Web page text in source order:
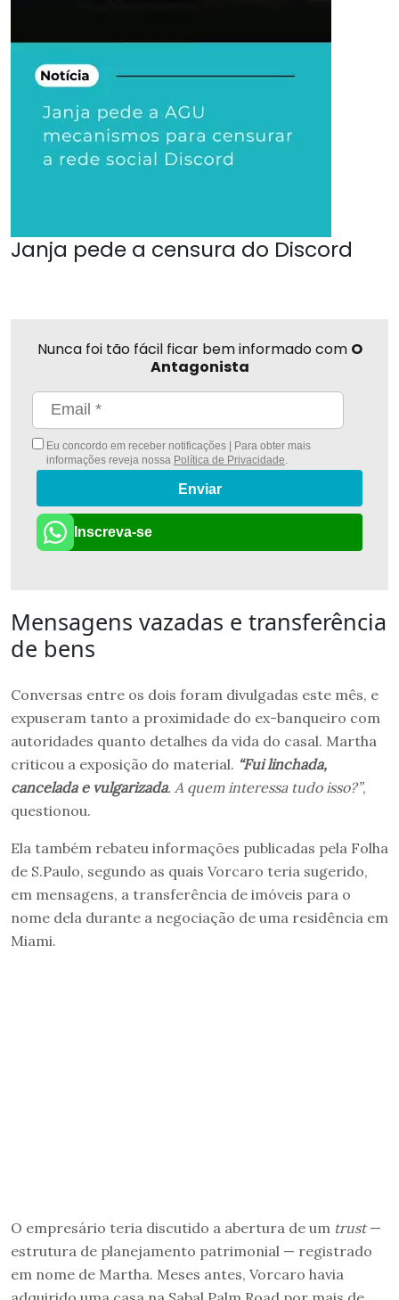
Janja pede a censura do Discord
Nunca foi tão fácil ficar bem informado com O
Antagonista
Eu concordo em receber notificações | Para obter mais
informações reveja nossa Política de Privacidade.
Enviar
Inscreva-se
Mensagens vazadas e transferência
de bens
Conversas entre os dois foram divulgadas este mês, e
expuseram tanto a proximidade do ex-banqueiro com
autoridades quanto detalhes da vida do casal. Martha
criticou a exposição do material. “Fui linchada,
cancelada e vulgarizada. A quem interessa tudo isso?”,
questionou.
Ela também rebateu informações publicadas pela Folha
de S.Paulo, segundo as quais Vorcaro teria sugerido,
em mensagens, a transferência de imóveis para o
nome dela durante a negociação de uma residência em
Miami.
O empresário teria discutido a abertura de um trust—
estrutura de planejamento patrimonial — registrado
em nome de Martha. Meses antes, Vorcaro havia